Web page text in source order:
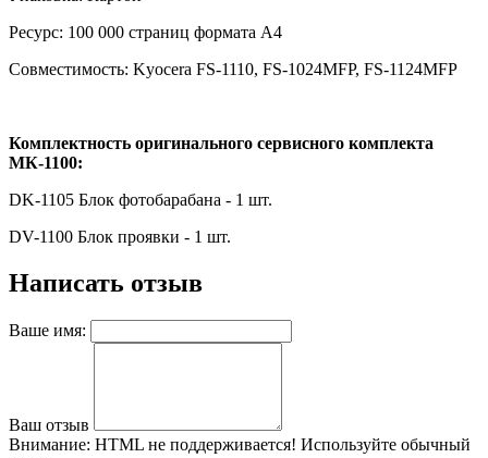
Ресурс: 100 000 страниц формата А4
Совместимость: Kyocera FS-1110, FS-1024MFP, FS-1124MFP
Комплектность оригинального сервисного комплекта
MК-1100:
DK-1105 Блок фотобарабана - 1 шт.
DV-1100 Блок проявки - 1 шт.
Написать отзыв
Ваше имя:
Ваш отзыв
Внимание: HTML не поддерживается! Используйте обычный